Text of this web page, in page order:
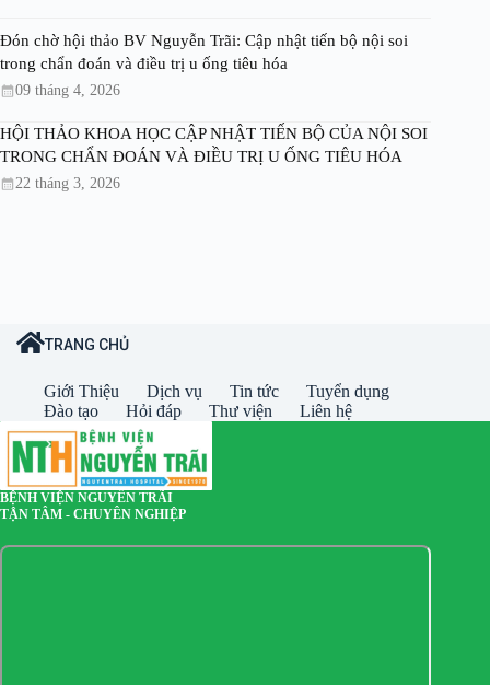
Đón chờ hội thảo BV Nguyễn Trãi: Cập nhật tiến bộ nội soi
trong chẩn đoán và điều trị u ống tiêu hóa
09 tháng 4, 2026
HỘI THẢO KHOA HỌC CẬP NHẬT TIẾN BỘ CỦA NỘI SOI
TRONG CHẨN ĐOÁN VÀ ĐIỀU TRỊ U ỐNG TIÊU HÓA
22 tháng 3, 2026
TRANG CHỦ
Giới Thiệu Dịch vụ Tin tức
Tuyển dụng
Đào tạo
Hỏi đáp Thư viện Liên hệ
BỆNH VIỆN NGUYỄN TRÃI
TẬN TÂM - CHUYÊN NGHIỆP